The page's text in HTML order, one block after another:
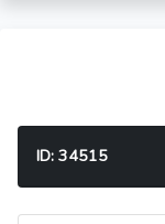
ID: 34515